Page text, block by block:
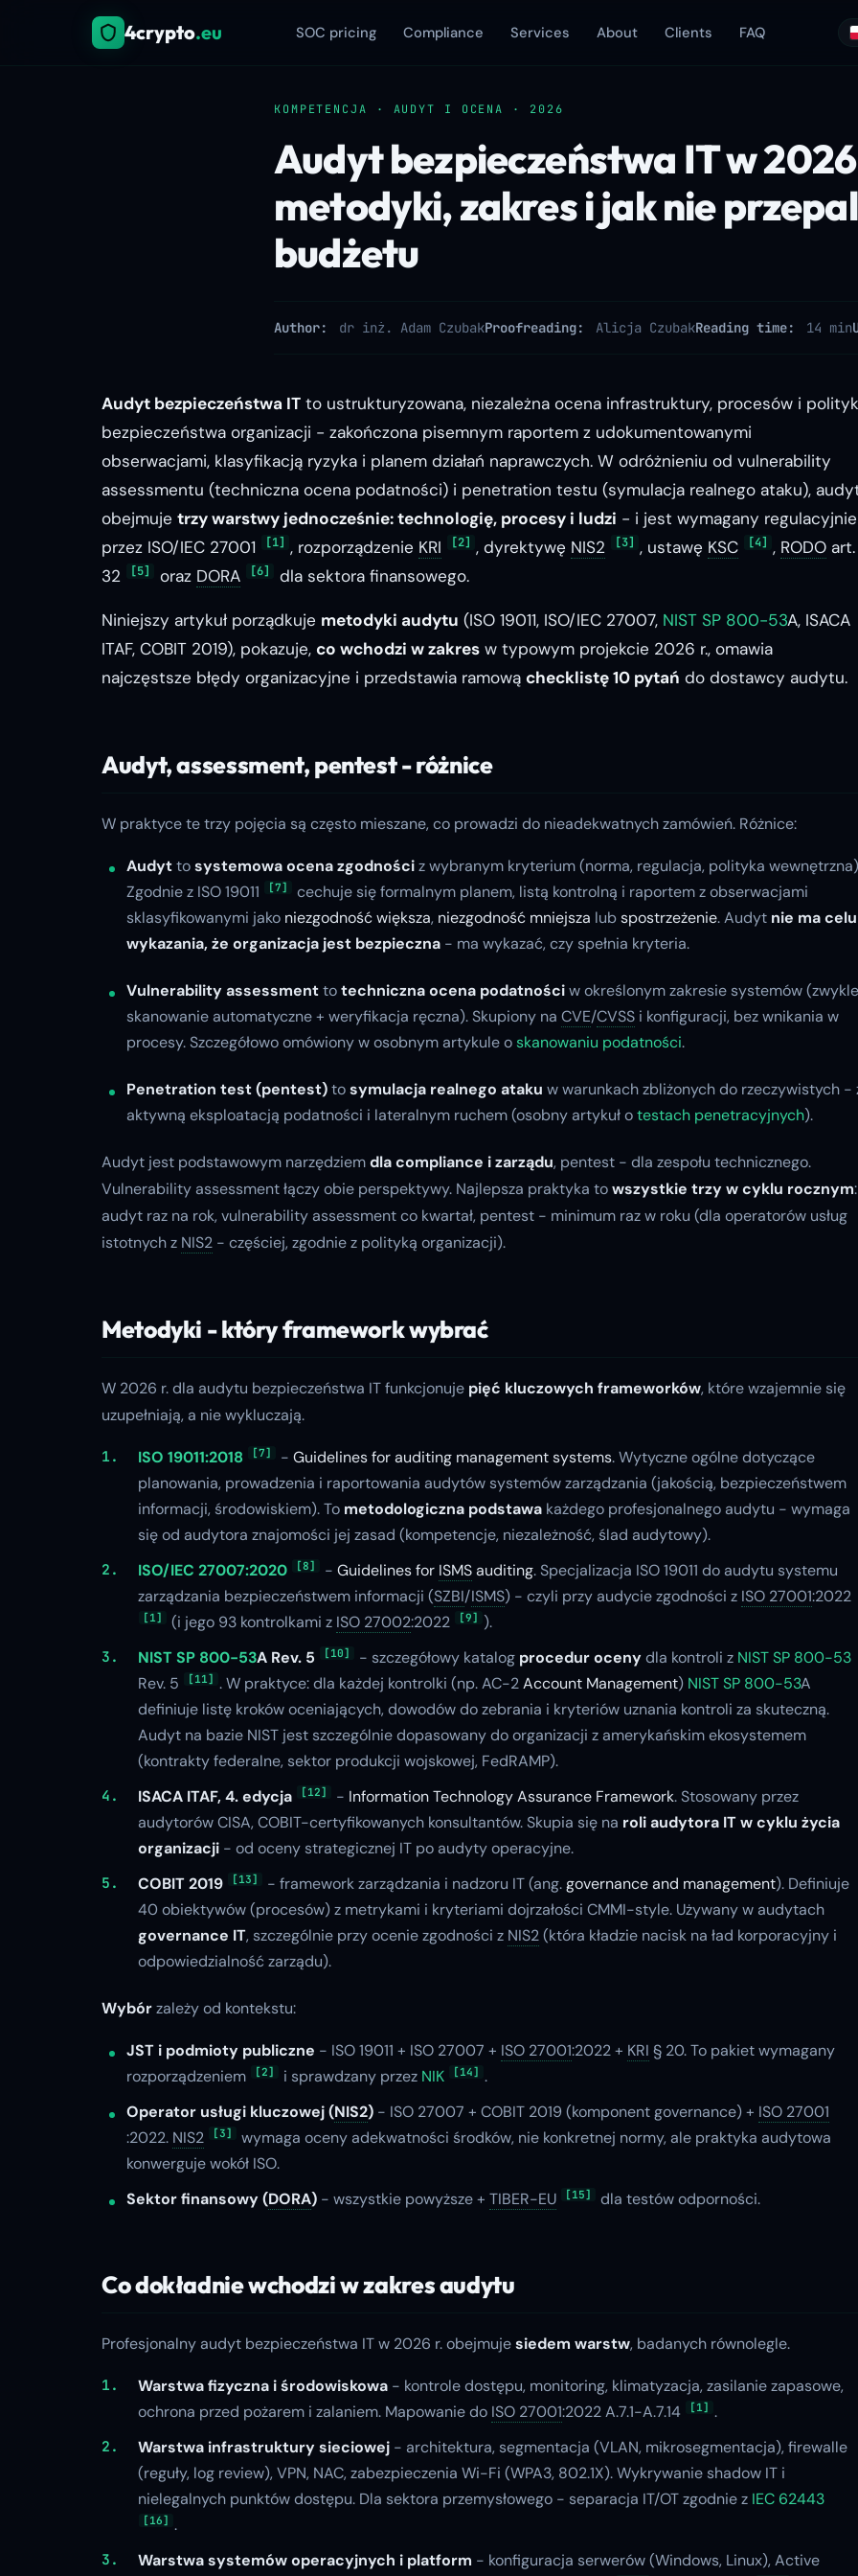
4crypto.eu SOC pricing Compliance Services About Clients FAQ
KOMPETENCJA · AUDYT I OCENA · 2026
Audyt bezpieczeństwa IT w
metodyki, zakres i jak nie
budżetu
Author: dr inż. Adam CzubakProofreading: Alicja CzubakReading time: 14 min
Audyt bezpieczeństwa IT to ustrukturyzowana, niezależna ocena infrastruktury, procesów i polityk
bezpieczeństwa organizacji - zakończona pisemnym raportem z udokumentowanymi
obserwacjami, klasyfikacją ryzyka i planem działań naprawczych. W odróżnieniu od vulnerability
assessmentu (techniczna ocena podatności) i penetration testu (symulacja realnego ataku),
obejmuje trzy warstwy jednocześnie: technologię, procesy i ludzi - i jest wymagany regulacyjnie
przez ISO/IEC 27001
[1] , rozporządzenie KRI [2] , dyrektywę NIS2 [3] , ustawę KSC [4] , RODO art.
32
[5] oraz DORA [6] dla sektora finansowego.
Niniejszy artykuł porządkuje metodyki audytu (ISO 19011, ISO/IEC 27007, NIST SP 800-53A, ISACA
ITAF, COBIT 2019), pokazuje, co wchodzi w zakres w typowym projekcie 2026 r., omawia
najczęstsze błędy organizacyjne i przedstawia ramową checklistę 10 pytań do dostawcy audytu.
Audyt, assessment, pentest - różnice
W praktyce te trzy pojęcia są często mieszane, co prowadzi do nieadekwatnych zamówień. Różnice:
Audyttosystemowa ocena zgodnościz wybranym kryterium (norma, regulacja, polityka
Zgodnie z ISO 19011
[7]
cechuje się formalnym planem, listą kontrolną i raportem z obserwacjami
sklasyfikowanymi jako niezgodność większa, niezgodność mniejsza lubspostrzeżenie. Audyt nie ma celu
wykazania, że organizacja jest bezpieczna - ma wykazać, czy spełnia kryteria.
Vulnerability assessmenttotechniczna ocena podatnościw określonym zakresie systemów (zwykle
skanowanie automatyczne + weryfikacja ręczna). Skupiony na CVE/CVSS i konfiguracji, bez wnikania w
procesy. Szczegółowo omówiony w osobnym artykule oskanowaniu podatności.
Penetration test (pentest)tosymulacja realnego ataku w warunkach zbliżonych do rzeczywistych -
aktywną eksploatacją podatności i lateralnym ruchem (osobny artykuł otestach penetracyjnych).
Audyt jest podstawowym narzędziemdla compliance i zarządu, pentest - dla zespołu technicznego.
Vulnerability assessment łączy obie perspektywy. Najlepsza praktyka towszystkie trzy w cyklu rocznym:
audyt raz na rok, vulnerability assessment co kwartał, pentest - minimum raz w roku (dla operatorów usług
istotnych z NIS2 - częściej, zgodnie z polityką organizacji).
Metodyki - który framework wybrać
W 2026 r. dla audytu bezpieczeństwa IT funkcjonuje pięć kluczowych frameworków, które wzajemnie się
uzupełniają, a nie wykluczają.
ISO 19011:2018 [7] - Guidelines for auditing management systems. Wytyczne ogólne dotyczące
planowania, prowadzenia i raportowania audytów systemów zarządzania (jakością, bezpieczeństwem
informacji, środowiskiem). To metodologiczna podstawa każdego profesjonalnego audytu - wymaga
się od audytora znajomości jej zasad (kompetencje, niezależność, ślad audytowy).
ISO/IEC 27007:2020
[8] - Guidelines for ISMSauditing. Specjalizacja ISO 19011 do audytu systemu
zarządzania bezpieczeństwem informacji (SZBI/ISMS) - czyli przy audycie zgodności z ISO 27001:2022
[1] (i jego 93 kontrolkami z ISO 27002:2022 [9] ).
NIST SP 800-53A Rev. 5 [10] - szczegółowy katalog procedur ocenydla kontroli z NIST SP 800-53
Rev. 5
[11] . W praktyce: dla każdej kontrolki (np. AC-2Account Management) NIST SP 800-53A
definiuje listę kroków oceniających, dowodów do zebrania i kryteriów uznania kontroli za skuteczną.
Audyt na bazie NIST jest szczególnie dopasowany do organizacji z amerykańskim ekosystemem
(kontrakty federalne, sektor produkcji wojskowej, FedRAMP).
ISACA ITAF, 4. edycja
[12] - Information Technology Assurance Framework. Stosowany przez
audytorów CISA, COBIT-certyfikowanych konsultantów. Skupia się na roli audytora IT w cyklu życia
organizacji - od oceny strategicznej IT po audyty operacyjne.
COBIT 2019
[13] - framework zarządzania i nadzoru IT (ang.governance and management). Definiuje
40 obiektywów (procesów) z metrykami i kryteriami dojrzałości CMMI-style. Używany w audytach
governance IT, szczególnie przy ocenie zgodności z NIS2(która kładzie nacisk na ład korporacyjny i
odpowiedzialność zarządu).
Wybórzależy od kontekstu:
JST i podmioty publiczne - ISO 19011 + ISO 27007 + ISO 27001:2022 + KRI § 20. To pakiet wymagany
rozporządzeniem
[2] i sprawdzany przez NIK [14] .
Operator usługi kluczowej (NIS2) - ISO 27007 + COBIT 2019 (komponent governance) + ISO 27001
:2022. NIS2 [3]
wymaga oceny adekwatności środków, nie konkretnej normy, ale praktyka audytowa
konwerguje wokół ISO.
Sektor finansowy (DORA) - wszystkie powyższe + TIBER-EU [15] dla testów odporności.
Co dokładnie wchodzi w zakres audytu
Profesjonalny audyt bezpieczeństwa IT w 2026 r. obejmujesiedem warstw, badanych równolegle.
Warstwa fizyczna i środowiskowa - kontrole dostępu, monitoring, klimatyzacja, zasilanie zapasowe,
ochrona przed pożarem i zalaniem. Mapowanie do ISO 27001:2022 A.7.1-A.7.14 [1] .
Warstwa infrastruktury sieciowej - architektura, segmentacja (VLAN, mikrosegmentacja), firewalle
(reguły, log review), VPN, NAC, zabezpieczenia Wi-Fi (WPA3, 802.1X). Wykrywanie shadow IT i
nielegalnych punktów dostępu. Dla sektora przemysłowego - separacja IT/OT zgodnie z IEC 62443
[16] .
Warstwa systemów operacyjnych i platform - konfiguracja serwerów (Windows, Linux), Active